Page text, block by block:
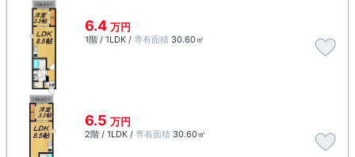
6.4 万円
1階 / 1LDK / 専有面積 30.60㎡
6.5 万円
2階 / 1LDK / 専有面積 30.60㎡